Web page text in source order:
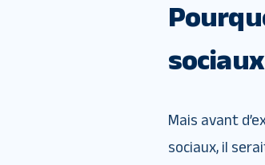
Mais avant
sociaux, il